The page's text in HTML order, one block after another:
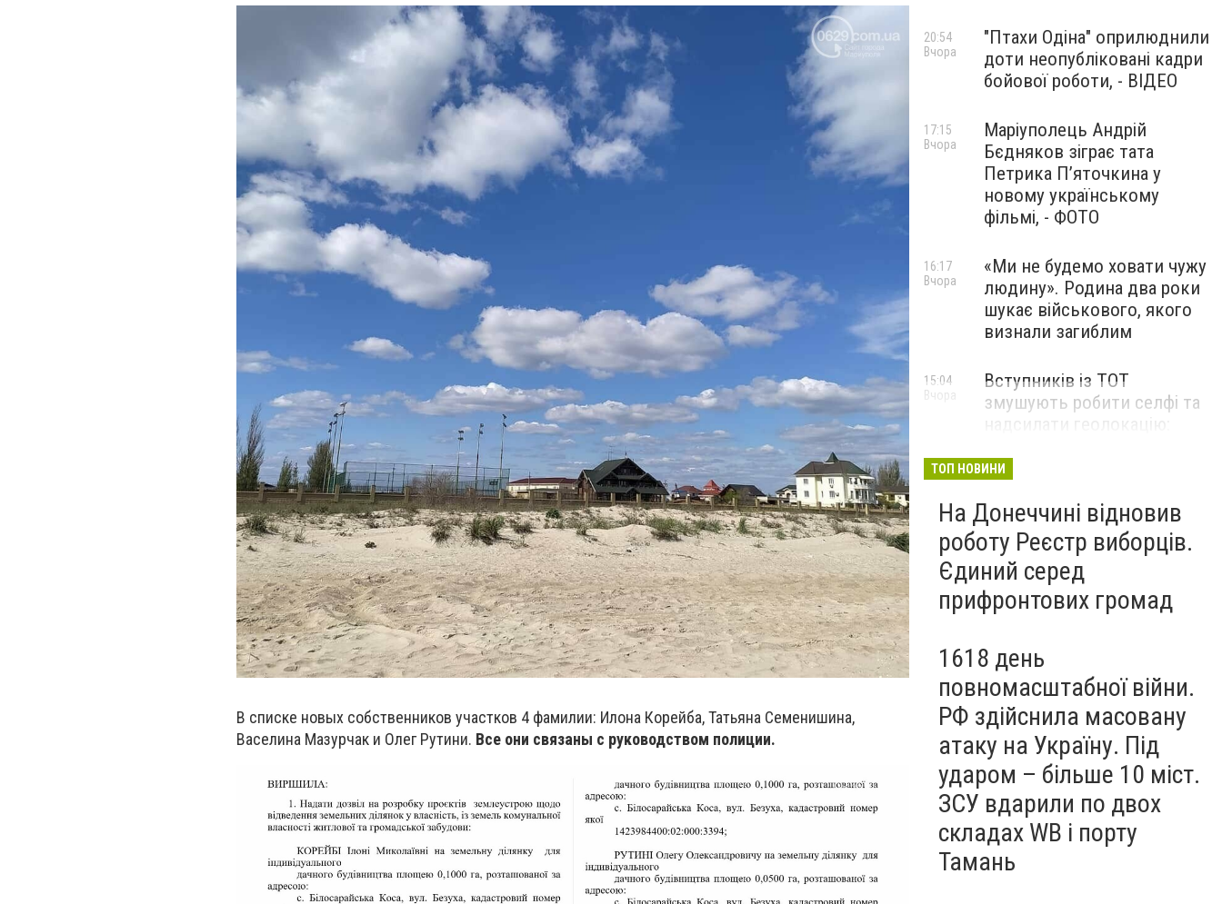
В списке новых собственников участков 4 фамилии: Илона Корейба, Татьяна Семенишина,
Васелина Мазурчак и Олег Рутини. Все они связаны с руководством полиции.
"Птахи Одіна" оприлюднили
доти неопубліковані кадри
бойової роботи, - ВІДЕО
20:54
Вчора
Маріуполець Андрій
Бєдняков зіграє тата
Петрика П’яточкина у
новому українському
фільмі, - ФОТО
17:15
Вчора
«Ми не будемо ховати чужу
людину». Родина два роки
шукає військового, якого
визнали загиблим
16:17
Вчора
Вступників із ТОТ
змушують робити селфі та
до МОН
15:04
Вчора
ТОП НОВИНИ
На Донеччині відновив
роботу Реєстр виборців.
Єдиний серед
прифронтових громад
1618 день
повномасштабної війни.
РФ здійснила масовану
атаку на Україну. Під
ударом – більше 10 міст.
ЗСУ вдарили по двох
складах WB і порту
Тамань